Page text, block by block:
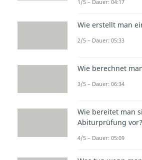
1/5 – Dauer: 04:17
Wie erstellt man
2/5 – Dauer: 05:33
Wie berechnet
3/5 – Dauer: 06:34
Wie bereitet man
Abiturprüfung vor?
4/5 – Dauer: 05:09